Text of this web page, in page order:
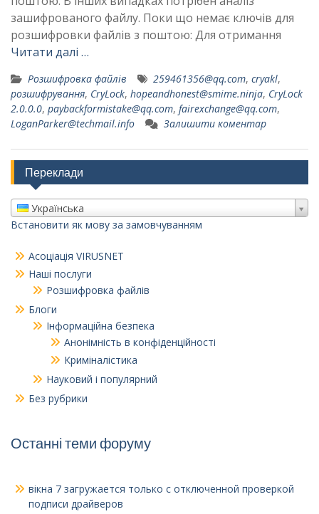
зашифрованого файлу. Поки що немає ключів для
розшифровки файлів з поштою: Для отримання
Читати далі …
Розшифровка файлів 259461356@qq.com, cryakl,
розшифрування, CryLock, hopeandhonest@smime.ninja, CryLock
2.0.0.0, paybackformistake@qq.com, fairexchange@qq.com,
LoganParker@techmail.info
Залишити коментар
Переклади
Українська
Встановити як мову за замовчуванням
Асоціація VIRUSNET
Наші послуги
Розшифровка файлів
Блоги
Інформаційна безпека
Анонімність в конфіденційності
Криміналістика
Науковий і популярний
Без рубрики
Останні теми форуму
вікна 7 загружается только с отключенной проверкой
подписи драйверов